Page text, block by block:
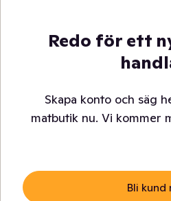
Redo för ett
Skapa konto och säg
matbutik nu. Vi kommer
Bli kund